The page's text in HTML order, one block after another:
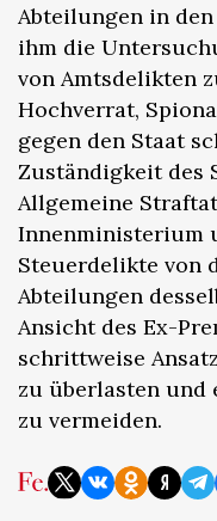
Abteilungen in
ihm die
von Amtsdelikten
Hochverrat,
gegen den Staat
Zuständigkeit des
Allgemeine
Innenministerium
Steuerdelikte von
Abteilungen
Ansicht des Ex-
schrittweise
zu überlasten und
zu vermeiden.